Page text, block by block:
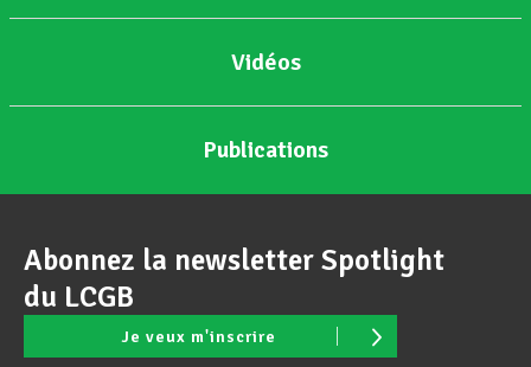
Vidéos
Publications
Abonnez la newsletter Spotlight
du LCGB
Je veux m'inscrire